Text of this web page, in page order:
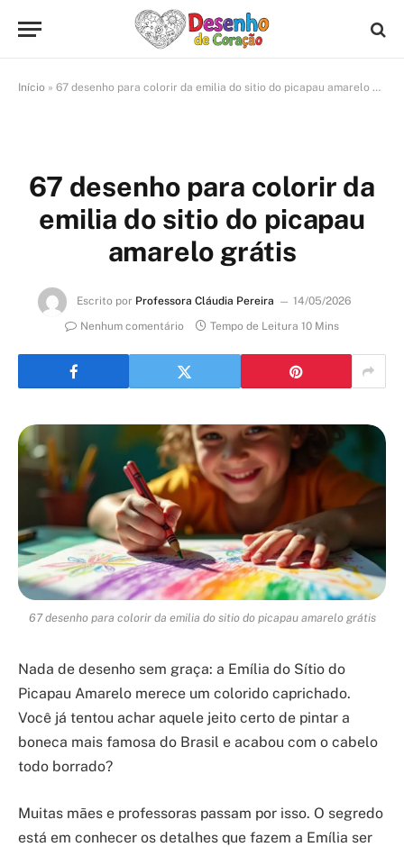
Início » 67 desenho para colorir da emilia do sitio do picapau amarelo grátis
67 desenho para colorir da
emilia do sitio do picapau
amarelo grátis
Escrito por Professora Cláudia Pereira
14/05/2026
Nenhum comentário
Tempo de Leitura 10 Mins
67 desenho para colorir da emilia do sitio do picapau amarelo grátis
Nada de desenho sem graça: a Emília do Sítio do
Picapau Amarelo merece um colorido caprichado.
Você já tentou achar aquele jeito certo de pintar a
boneca mais famosa do Brasil e acabou com o cabelo
todo borrado?
Muitas mães e professoras passam por isso. O segredo
está em conhecer os detalhes que fazem a Emília ser